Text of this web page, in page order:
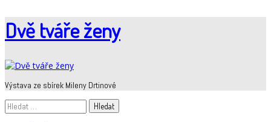
Skip
to
Dvě tváře ženy
Výstava ze sbírek Mileny Drtinové
Vyhledávání